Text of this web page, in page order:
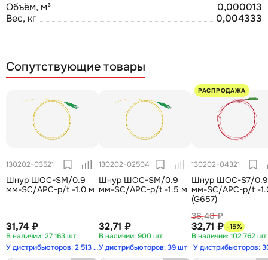
Объём, м³
0,000013
Вес, кг
0,004333
Сопутствующие товары
130202-03521
Шнур ШОС-SM/0.9
мм-SC/APC-p/t -1.0 м
31,74 ₽
27 163 шт
У дистрибьюторов: 2 513 шт
130202-02504
Шнур ШОС-SM/0.9
мм-SC/APC-p/t -1.5 м
32,71 ₽
900 шт
У дистрибьюторов: 39 шт
130202-04321
РАСПРОДАЖА
Шнур ШОС-S7/0.9
мм-SC/APC-p/t -1.0 м
(G657)
38,48 ₽
32,71 ₽ -15%
102 762 шт
У дистрибьюторов: